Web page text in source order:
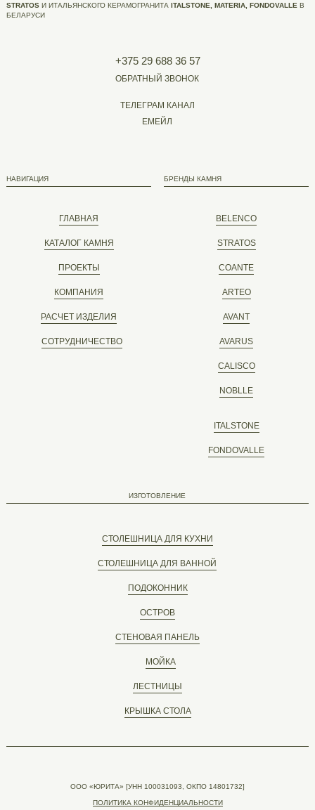
ГЛАВНАЯ
+375 29 688 36 57
ОБРАТНЫЙ ЗВОНОК
ТЕЛЕГРАМ КАНАЛ
ЕМЕЙЛ
НАВИГАЦИЯ
КАТАЛОГ КАМНЯ
ПРОЕКТЫ
РАСЧЕТ ИЗДЕЛИЯ
СОТРУДНИЧЕСТВО
КОМПАНИЯ
СТОЛЕШНИЦА ДЛЯ КУХНИ
ИЗГОТОВЛЕНИЕ
СТОЛЕШНИЦА ДЛЯ ВАННОЙ
ПОДОКОННИК
СТЕНОВАЯ ПАНЕЛЬ
МОЙКА
ЛЕСТНИЦЫ
КРЫШКА СТОЛА
ОСТРОВ
BELENCO
БРЕНДЫ КАМНЯ
STRATOS
COANTE
ITALSTONE
FONDOVALLE
STRATOS И ИТАЛЬЯНСКОГО КЕРАМОГРАНИТА ITALSTONE, MATERIA, FONDOVALLE В
БЕЛАРУСИ
ООО «ЮРИТА» [УНН 100031093, ОКПО 14801732]
ПОЛИТИКА КОНФИДЕНЦИАЛЬНОСТИ
ARTEO
AVANT
AVARUS
CALISCO
NOBLLE